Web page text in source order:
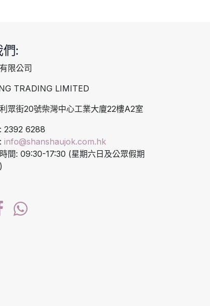
:
限公司
TRADING LIMITED
眾街20號柴灣中心工業大廈22樓A2室
2392 6288
info@shanshaujok.com.hk
間: 09:30-17:30 (星期六日及公眾假期